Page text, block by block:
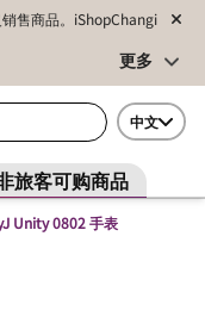
售商品。iShopChangi
更多
中文
旅客可购商品
Unity 0802 手表